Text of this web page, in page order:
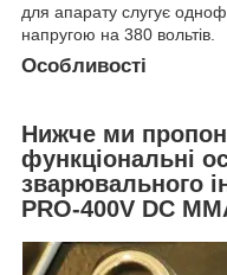
для апарату слугує
напругою на 380 вольтів.
Особливості
Нижче ми
функціональні
зварювального
РRO-400V DC